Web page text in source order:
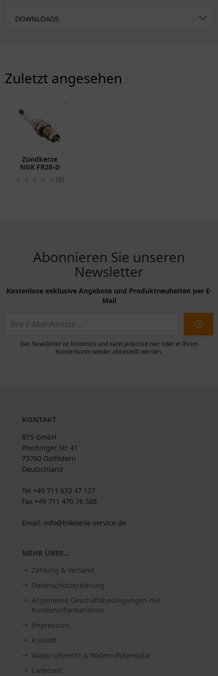
DOWNLOADS
Zuletzt angesehen
✅
Zündkerze
NGK FR28-D
(0)
Abonnieren Sie unseren
Newsletter
Kostenlose exklusive Angebote und Produktneuheiten per E-
Mail
Der Newsletter ist kostenlos und kann jederzeit hier oder in Ihrem
Kundenkonto wieder abbestellt werden.
KONTAKT
BTS GmbH
Plochinger Str 41
73760 Ostfildern
Deutschland
Tel +49 711 633 47 127
Fax +49 711 470 76 588
Email: info@biketeile-service.de
MEHR ÜBER...
Zahlung & Versand
Datenschutzerklärung
Allgemeine Geschäftsbedingungen mit
Kundeninformationen
Impressum
Kontakt
Widerrufsrecht & Widerrufsformular
Lieferzeit